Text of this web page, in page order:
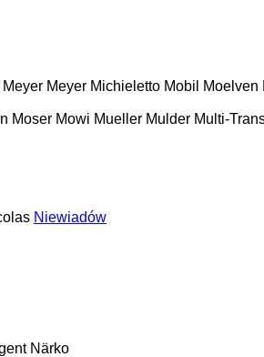
Meyer Meyer Michieletto Mobil Moelven
Moser Mowi Mueller Mulder Multi-
Niewiadów
Närko